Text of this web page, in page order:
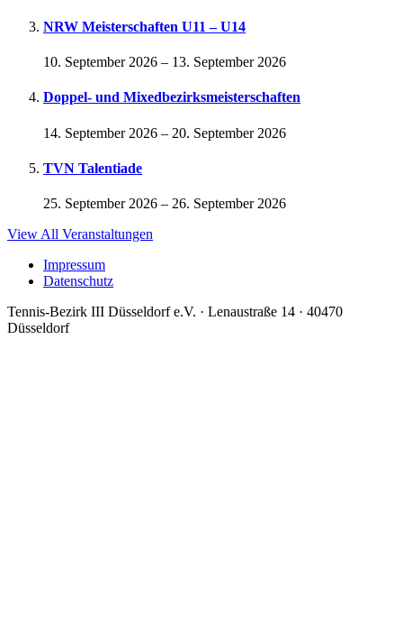
NRW Meisterschaften U11 – U14
10. September 2026 – 13. September 2026
Doppel- und Mixedbezirksmeisterschaften
14. September 2026 – 20. September 2026
TVN Talentiade
25. September 2026 – 26. September 2026
View All Veranstaltungen
Impressum
Datenschutz
Tennis-Bezirk III Düsseldorf e.V. · Lenaustraße 14 · 40470
Düsseldorf